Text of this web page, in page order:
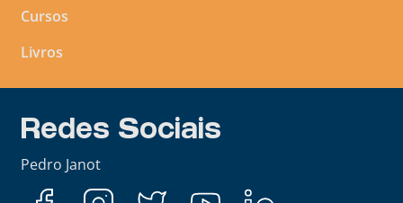
Cursos
Livros
Redes Sociais
Pedro Janot